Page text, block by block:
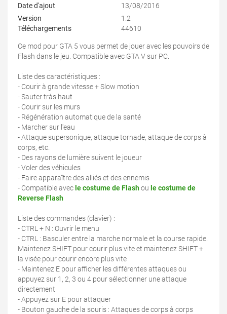
Date d'ajout
13/08/2016
Version
1.2
Téléchargements
44610
Ce mod pour GTA 5 vous permet de jouer avec les pouvoirs de
Flash dans le jeu. Compatible avec GTA V sur PC.
Liste des caractéristiques :
- Courir à grande vitesse + Slow motion
- Sauter tràs haut
- Courir sur les murs
- Régénération automatique de la santé
- Marcher sur l'eau
- Attaque supersonique, attaque tornade, attaque de corps à
corps, etc.
- Des rayons de lumière suivent le joueur
- Voler des véhicules
- Faire apparaître des alliés et des ennemis
- Compatible avec le costume de Flashou le costume de
Reverse Flash
Liste des commandes (clavier) :
- CTRL + N : Ouvrir le menu
- CTRL : Basculer entre la marche normale et la course rapide.
Maintenez SHIFT pour courir plus vite et maintenez SHIFT +
la visée pour courir encore plus vite
- Maintenez E pour afficher les différentes attaques ou
appuyez sur 1, 2, 3 ou 4 pour sélectionner une attaque
directement
- Appuyez sur E pour attaquer
- Bouton gauche de la souris : Attaques de corps à corps